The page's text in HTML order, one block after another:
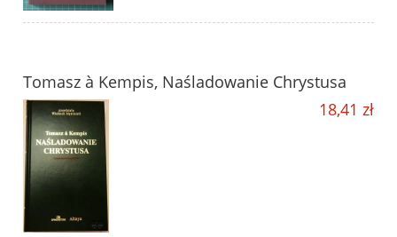
Tomasz à Kempis, Naśladowanie Chrystusa
18,41 zł